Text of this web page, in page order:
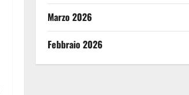
Marzo 2026
Febbraio 2026